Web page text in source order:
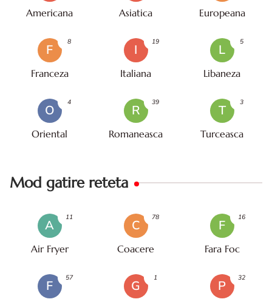
Americana Asiatica Europeana
F
Franceza
8
I
Italiana
19
L
Libaneza
5
O
Oriental
4
R
Romaneasca
39
T
Turceasca
3
Mod gatire reteta
A
Air Fryer
11
C
Coacere
78
F
Fara Foc
16
F
57
G
1
P
32